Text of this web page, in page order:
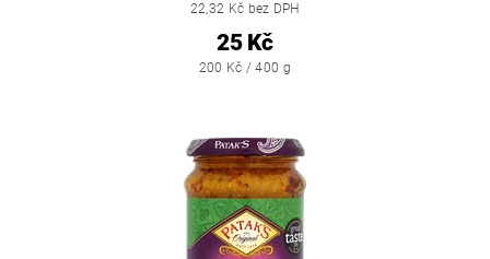
22,32 Kč bez DPH
25 Kč
200 Kč / 400 g